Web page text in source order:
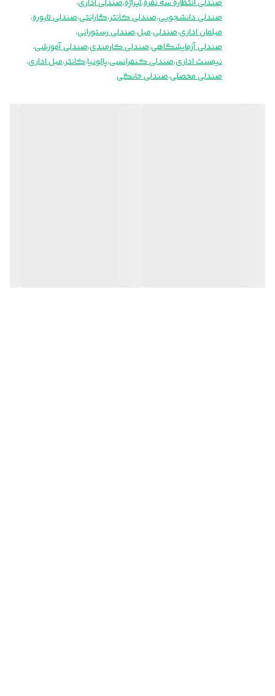
صندلی انتظاره سه نفره،تیراژه،صندلی اداری،
صندلی دانشجویی،صندلی کانتر،گارانتی،صندلی تابوره،
مبلمان اداری،صندلی،مبل،صندلی رستورانی،
صندلی آزمایشگاهی،صندلی کارمندی،صندلی آموزشی،
نیمست اداری،صندلی کنفرانسی،پالونیا،کانتر،مبل اداری،
صندلی محصلی،صندلی خانگی